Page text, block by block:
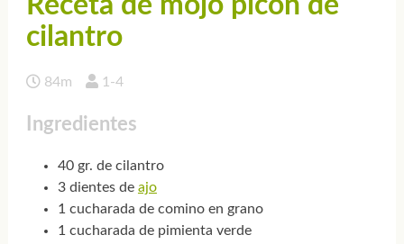
cilantro
84m 1-4
Ingredientes
40 gr. de cilantro
3 dientes de ajo
1 cucharada de comino en grano
1 cucharada de pimienta verde